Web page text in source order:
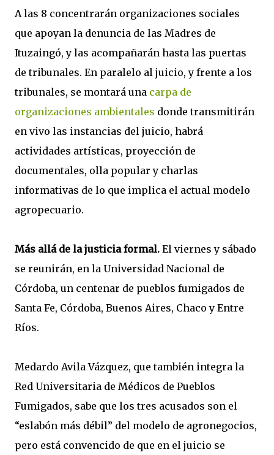
A las 8 concentrarán organizaciones sociales
que apoyan la denuncia de las Madres de
Ituzaingó, y las acompañarán hasta las puertas
de tribunales. En paralelo al juicio, y frente a los
tribunales, se montará una carpa de
organizaciones ambientales donde transmitirán
en vivo las instancias del juicio, habrá
actividades artísticas, proyección de
documentales, olla popular y charlas
informativas de lo que implica el actual modelo
agropecuario.
Más allá de la justicia formal. El viernes y sábado
se reunirán, en la Universidad Nacional de
Córdoba, un centenar de pueblos fumigados de
Santa Fe, Córdoba, Buenos Aires, Chaco y Entre
Ríos.
Medardo Avila Vázquez, que también integra la
Red Universitaria de Médicos de Pueblos
Fumigados, sabe que los tres acusados son el
“eslabón más débil” del modelo de agronegocios,
pero está convencido de que en el juicio se